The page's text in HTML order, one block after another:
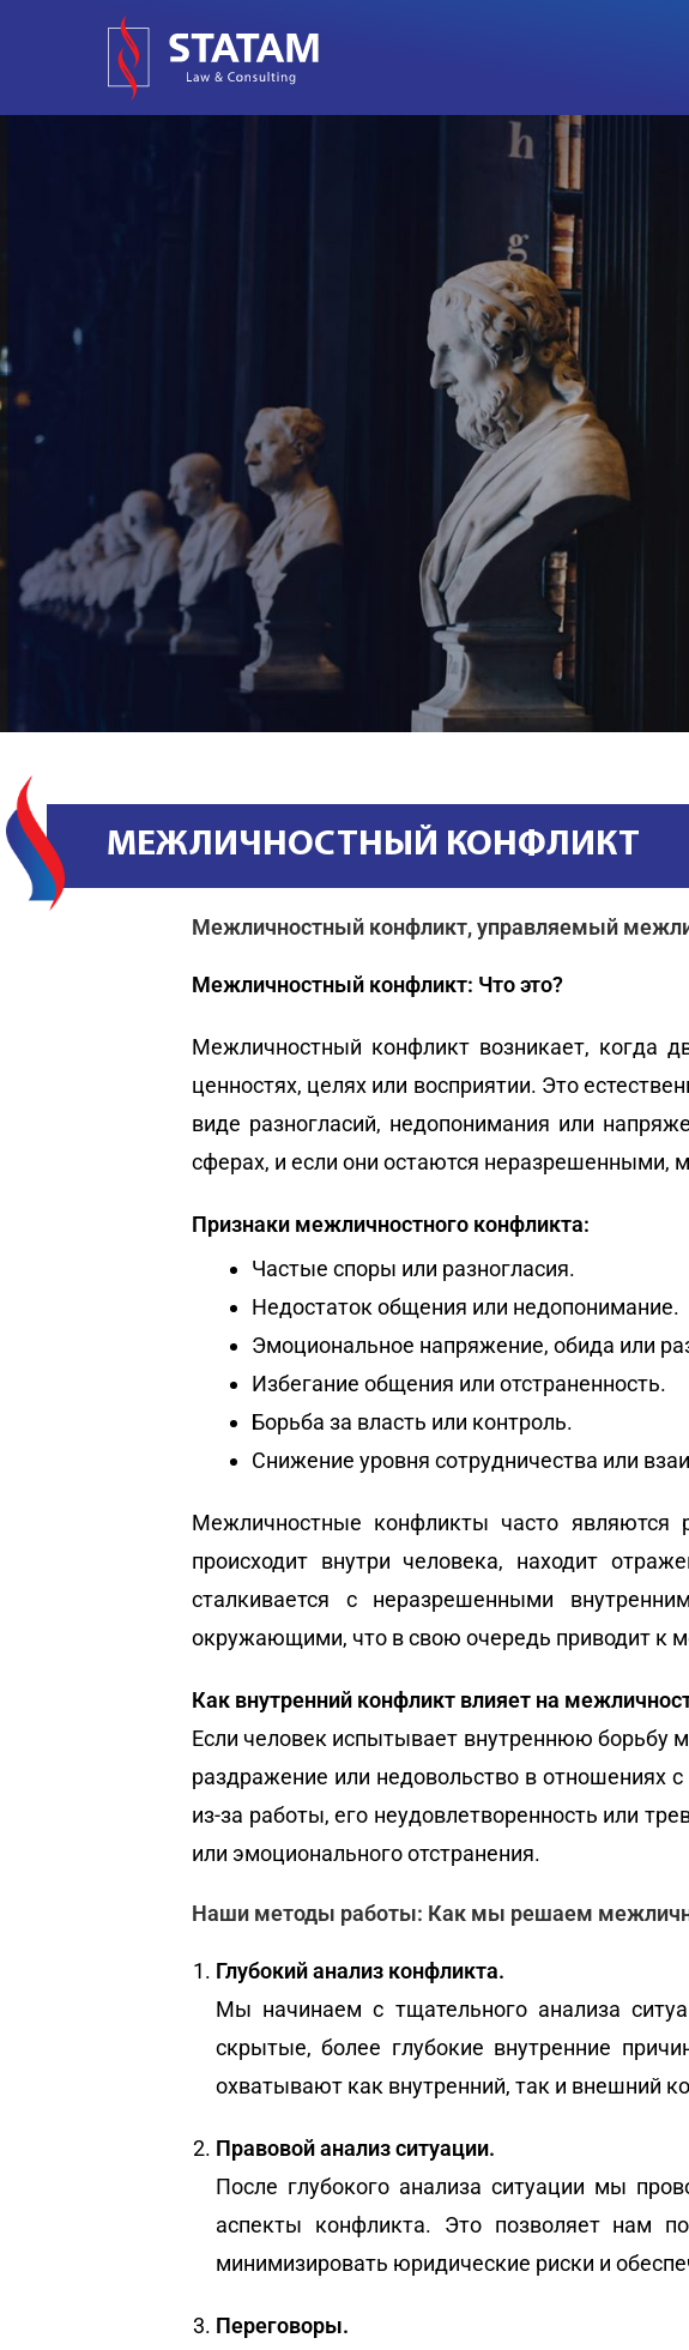
МЕЖЛИЧНОСТНЫЙ КОНФЛИКТ
Межличностный конфликт, управляемый
Межличностный конфликт: Что это?
Межличностный конфликт возникает, когда
ценностях, целях или восприятии. Это
виде разногласий, недопонимания или
сферах, и если они остаются неразрешенными,
Признаки межличностного конфликта:
Частые споры или разногласия.
Недостаток общения или недопонимание.
Эмоциональное напряжение, обида или
Избегание общения или отстраненность.
Борьба за власть или контроль.
Снижение уровня сотрудничества или
Межличностные конфликты часто являются
происходит внутри человека, находит
сталкивается с неразрешенными
окружающими, что в свою очередь приводит к
Как внутренний конфликт влияет на
Если человек испытывает внутреннюю борьбу
раздражение или недовольство в отношениях
из-за работы, его неудовлетворенность или
или эмоционального отстранения.
Наши методы работы: Как мы решаем
Глубокий анализ конфликта.
Мы начинаем с тщательного анализа
скрытые, более глубокие внутренние
охватывают как внутренний, так и внешний
Правовой анализ ситуации.
После глубокого анализа ситуации мы
аспекты конфликта. Это позволяет нам
минимизировать юридические риски и
Переговоры.